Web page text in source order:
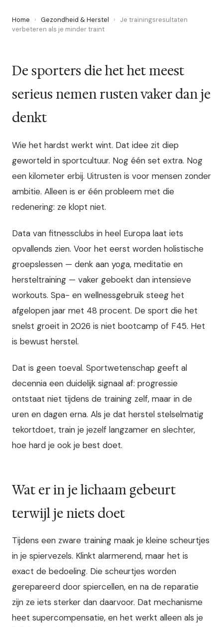
Home › Gezondheid & Herstel ›
Je trainingsresultaten
verbeteren als je minder traint
De sporters die het het meest
serieus nemen rusten vaker dan je
denkt
Wie het hardst werkt wint. Dat idee zit diep
geworteld in sportcultuur. Nog één set extra. Nog
een kilometer erbij. Uitrusten is voor mensen zonder
ambitie. Alleen is er één probleem met die
redenering: ze klopt niet.
Data van fitnessclubs in heel Europa laat iets
opvallends zien. Voor het eerst worden holistische
groepslessen — denk aan yoga, meditatie en
hersteltraining — vaker geboekt dan intensieve
workouts. Spa- en wellnessgebruik steeg het
afgelopen jaar met 48 procent. De sport die het
snelst groeit in 2026 is niet bootcamp of F45. Het
is bewust herstel.
Dat is geen toeval. Sportwetenschap geeft al
decennia een duidelijk signaal af: progressie
ontstaat niet tijdens de training zelf, maar in de
uren en dagen erna. Als je dat herstel stelselmatig
tekortdoet, train je jezelf langzamer en slechter,
hoe hard je ook je best doet.
Wat er in je lichaam gebeurt
terwijl je niets doet
Tijdens een zware training maak je kleine scheurtjes
in je spiervezels. Klinkt alarmerend, maar het is
exact de bedoeling. Die scheurtjes worden
gerepareerd door spiercellen, en na de reparatie
zijn ze iets sterker dan daarvoor. Dat mechanisme
heet supercompensatie, en het werkt alleen als je